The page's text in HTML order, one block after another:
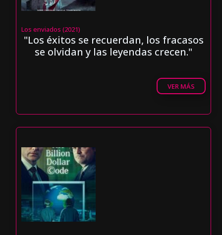
Los enviados (2021)
"Los éxitos se recuerdan, los fracasos
se olvidan y las leyendas crecen."
VER MÁS